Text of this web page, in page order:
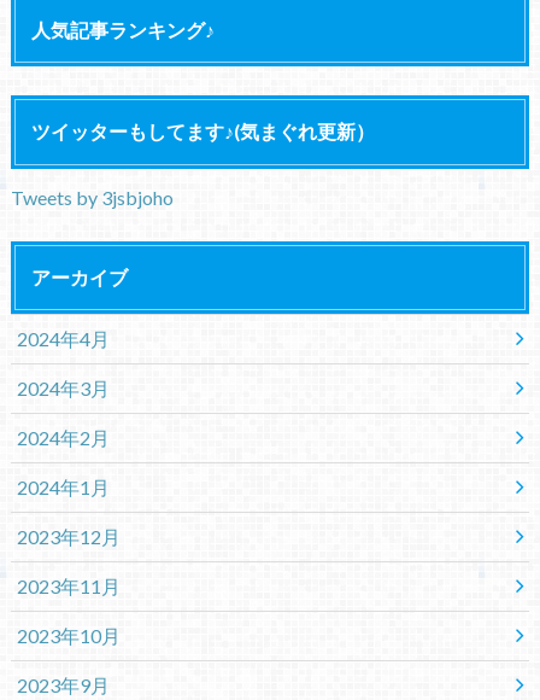
人気記事ランキング♪
ツイッターもしてます♪(気まぐれ更新）
Tweets by 3jsbjoho
アーカイブ
2024年4月
2024年3月
2024年2月
2024年1月
2023年12月
2023年11月
2023年10月
2023年9月